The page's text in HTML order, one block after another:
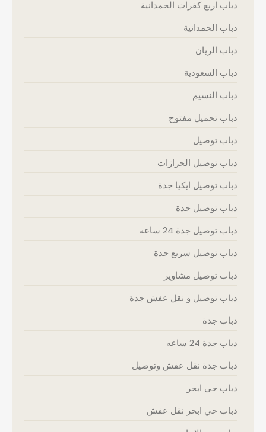
دباب اربع كفرات الحمدانية
دباب الحمدانية
دباب الريان
دباب السعودية
دباب النسيم
دباب تحميل مفتوح
دباب توصيل
دباب توصيل الحرازات
دباب توصيل ايكيا جدة
دباب توصيل جدة
دباب توصيل جدة 24 ساعه
دباب توصيل سريع جدة
دباب توصيل مشاوير
دباب توصيل و نقل عفش جدة
دباب جدة
دباب جدة 24 ساعه
دباب جدة نقل عفش وتوصيل
دباب حي ابحر
دباب حي ابحر نقل عفش